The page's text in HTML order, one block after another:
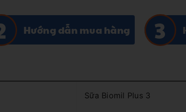
Hướng dẫn mua hàng
Sữa Biomil Plus 3